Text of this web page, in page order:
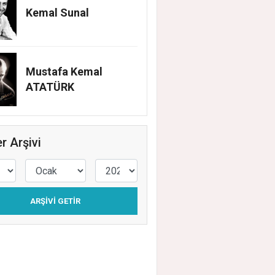
BELEDİYESİ’NİN EĞİTİM
YENİ DÖNEMDE DE SÜRÜYOR
Kemal Sunal
Mustafa Kemal
ATATÜRK
Arşivi
ARŞIVI GETIR